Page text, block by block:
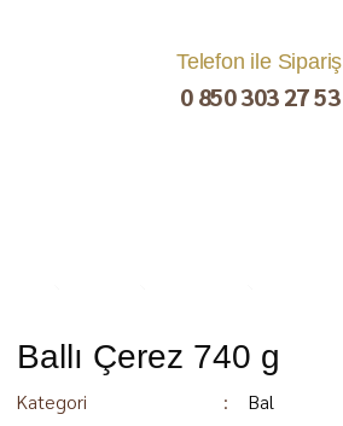
Telefon ile Sipariş
0 850 303 27 53
Kuru Yemiş
Pestil, Muska,
Ezme, Lokum,
Cezerye
Ballı Çerez 740 g
Kategori
Bal